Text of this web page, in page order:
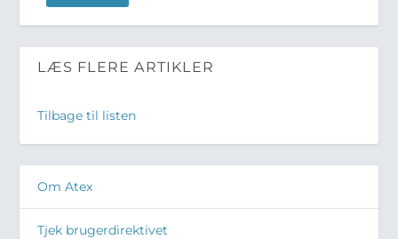
LÆS FLERE ARTIKLER
Tilbage til listen
Om Atex
Tjek brugerdirektivet